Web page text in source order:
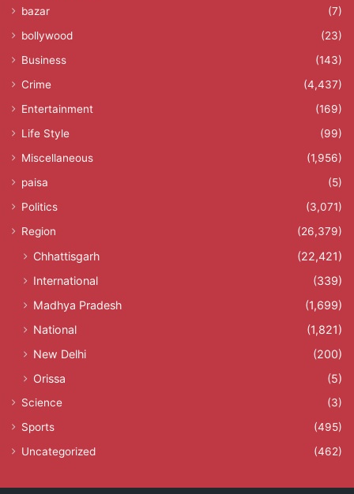
bazar
(7)
bollywood
(23)
Business
(143)
Crime
(4,437)
Entertainment
(169)
Life Style
(99)
Miscellaneous
(1,956)
paisa
(5)
Politics
(3,071)
Region
(26,379)
Chhattisgarh
(22,421)
International
(339)
Madhya Pradesh
(1,699)
National
(1,821)
New Delhi
(200)
Orissa
(5)
Science
(3)
Sports
(495)
Uncategorized
(462)